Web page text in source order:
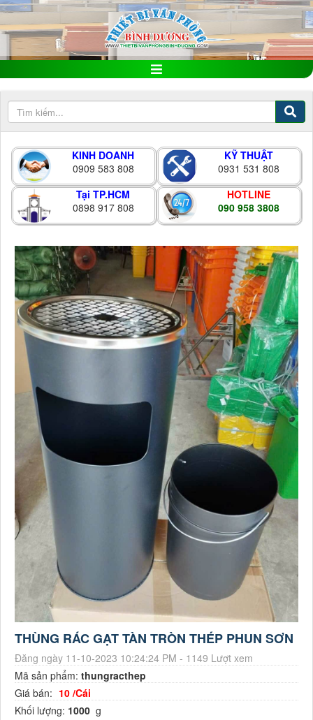
KINH DOANH
0909 583 808
KỸ THUẬT
0931 531 808
Tại TP.HCM
0898 917 808
HOTLINE
090 958 3808
THÙNG RÁC GẠT TÀN TRÒN THÉP PHUN SƠN
Đăng ngày 11-10-2023 10:24:24 PM - 1149 Lượt xem
Mã sản phẩm: thungracthep
Giá bán: 10 /Cái
Khối lượng: 1000 g